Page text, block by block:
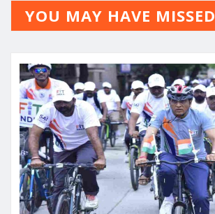
YOU MAY HAVE MISSED